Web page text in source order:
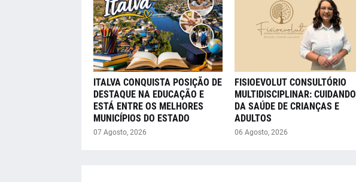
ITALVA CONQUISTA POSIÇÃO DE
DESTAQUE NA EDUCAÇÃO E
ESTÁ ENTRE OS MELHORES
MUNICÍPIOS DO ESTADO
07 Agosto, 2026
FISIOEVOLUT CONSULTÓRIO
MULTIDISCIPLINAR: CUIDANDO
DA SAÚDE DE CRIANÇAS E
ADULTOS
06 Agosto, 2026